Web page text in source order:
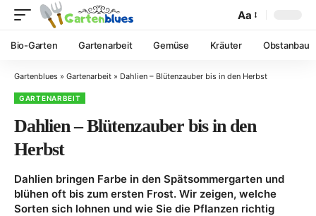
Aa
Bio-Garten Gartenarbeit Gemüse Kräuter Obstanbau
Gartenblues » Gartenarbeit » Dahlien – Blütenzauber bis in den Herbst
GARTENARBEIT
Dahlien – Blütenzauber bis in den
Herbst
Dahlien bringen Farbe in den Spätsommergarten und
blühen oft bis zum ersten Frost. Wir zeigen, welche
Sorten sich lohnen und wie Sie die Pflanzen richtig